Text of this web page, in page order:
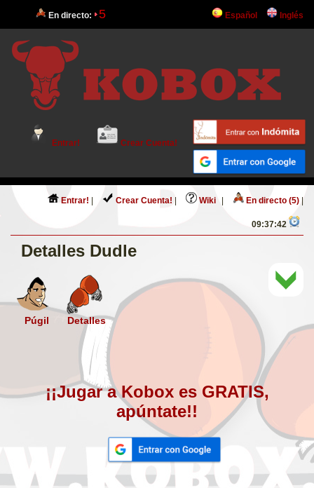
En directo: 5 Español Inglés
Entrar! Crear Cuenta!
Entrar! Crear Cuenta! Wiki En directo (5)
09:37:42
Detalles Dudle
Púgil Detalles
¡¡Jugar a Kobox es GRATIS,
apúntate!!